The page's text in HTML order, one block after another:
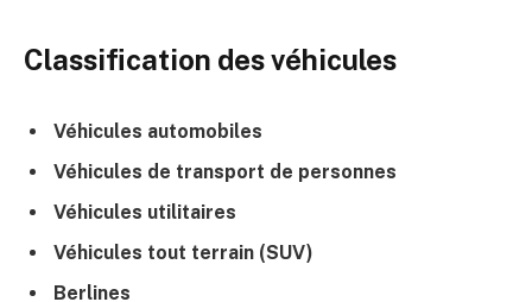
Classification des véhicules
Véhicules automobiles
Véhicules de transport de personnes
Véhicules utilitaires
Véhicules tout terrain (SUV)
Berlines